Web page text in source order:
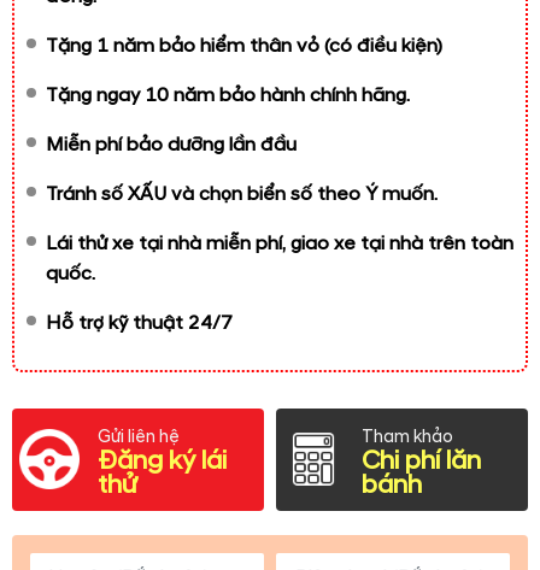
Tặng 1 năm bảo hiểm thân vỏ (có điều kiện)
Tặng ngay 10 năm bảo hành chính hãng.
Miễn phí bảo dưỡng lần đầu
Tránh số XẤU và chọn biển số theo Ý muốn.
Lái thử xe tại nhà miễn phí, giao xe tại nhà trên toàn
quốc.
Hỗ trợ kỹ thuật 24/7
Gửi liên hệ
Đăng ký lái
thử
Tham khảo
Chi phí lăn
bánh